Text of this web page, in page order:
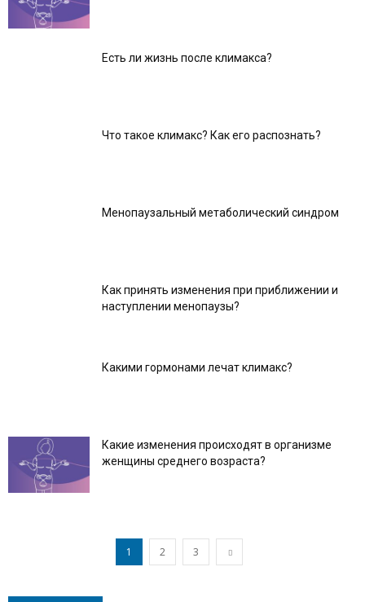
Есть ли жизнь после климакса?
Что такое климакс? Как его распознать?
Менопаузальный метаболический синдром
Как принять изменения при приближении и
наступлении менопаузы?
Какими гормонами лечат климакс?
Какие изменения происходят в организме
женщины среднего возраста?
1 2 3